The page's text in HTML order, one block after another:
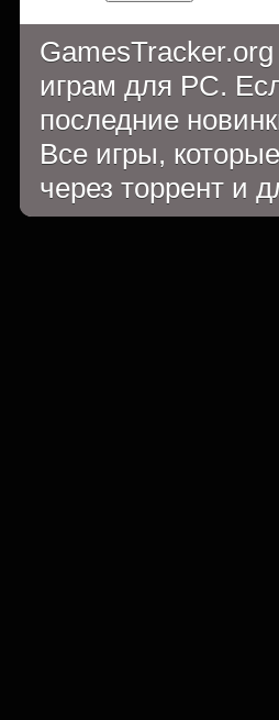
играм для PC.
последние
Все игры,
через торрент и